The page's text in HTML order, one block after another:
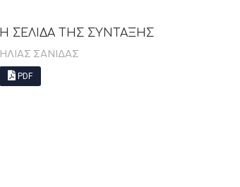
Η ΣΕΛΙΔΑ ΤΗΣ ΣΥΝΤΑΞΗΣ
ΗΛΙΑΣ ΣΑΝΙΔΑΣ
PDF